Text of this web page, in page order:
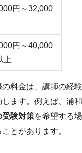
円～32,000
円～40,000
上
の料金は、講師の経験
ます。例えば、浦和
受験対策を希望する場
とがあります。